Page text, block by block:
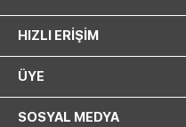
HIZLI ERIŞIM
ÜYE
SOSYAL MEDYA